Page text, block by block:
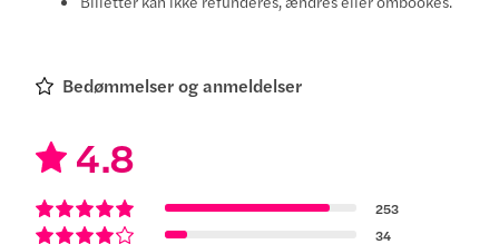
Bedømmelser og anmeldelser
4.8
253
34